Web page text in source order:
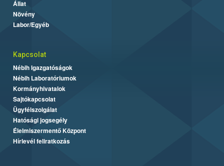
Állat
Növény
Labor/Egyéb
Kapcsolat
Nébih Igazgatóságok
Nébih Laboratóriumok
Kormányhivatalok
Sajtókapcsolat
Ügyfélszolgálat
Hatósági jogsegély
Élelmiszermentő Központ
Hírlevél feliratkozás